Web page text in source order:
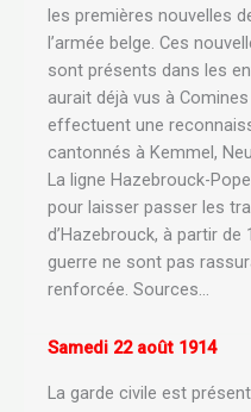
les premières nouvelles
l’armée belge. Ces
sont présents dans les
aurait déjà vus à
effectuent une
cantonnés à Kemmel,
La ligne Hazebrouck-
pour laisser passer les
d’Hazebrouck, à partir de
guerre ne sont pas
renforcée. Sources…
Samedi 22 août 1914
La garde civile est